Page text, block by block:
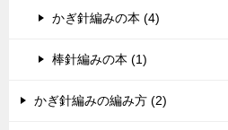
かぎ針編みの本 (4)
棒針編みの本 (1)
かぎ針編みの編み方 (2)